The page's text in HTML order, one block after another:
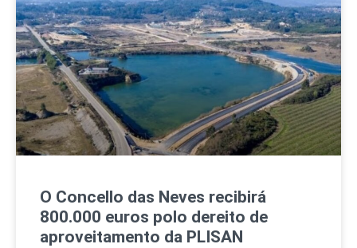
O Concello das Neves recibirá
800.000 euros polo dereito de
aproveitamento da PLISAN